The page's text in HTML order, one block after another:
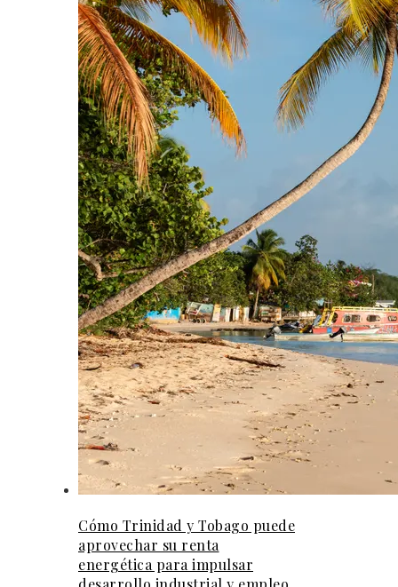
Cómo Trinidad y Tobago puede
aprovechar su renta
energética para impulsar